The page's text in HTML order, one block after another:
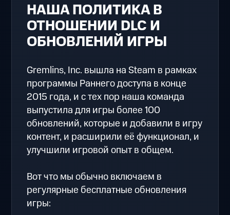
НАША ПОЛИТИКА В
ОТНОШЕНИИ DLC И
ОБНОВЛЕНИЙ ИГРЫ
Gremlins, Inc. вышла на Steam в рамках
программы Раннего доступа в конце
2015 года, и с тех пор наша команда
выпустила для игры более 100
обновлений, которые и добавили в игру
контент, и расширили её функционал, и
улучшили игровой опыт в общем.
Вот что мы обычно включаем в
регулярные бесплатные обновления
игры: